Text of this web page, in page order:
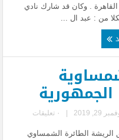
. وكان قد شارك نادي
من : عبد ال ...
2019 ٠ تعليقات
الريشة الطائرة الشمساوي